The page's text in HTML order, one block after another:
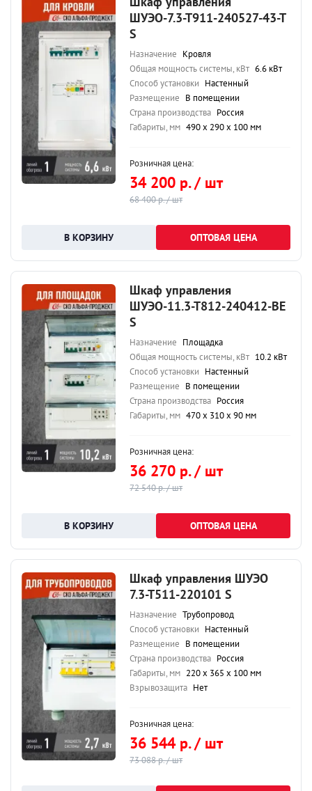
ШУЭО-7.3-Т911-240527-43-Т
S
Назначение Кровля
Общая мощность системы, кВт 6.6 кВт
Способ установки Настенный
Размещение В помещении
Страна производства Россия
Габариты, мм 490 х 290 х 100 мм
Розничная цена:
34 200 р. / шт
68 400 р. / шт
ОПТОВАЯ ЦЕНА
Шкаф управления
ШУЭО-11.3-Т812-240412-ВЕ
S
Назначение Площадка
Общая мощность системы, кВт 10.2 кВт
Способ установки Настенный
Размещение В помещении
Страна производства Россия
Габариты, мм 470 х 310 х 90 мм
Розничная цена:
36 270 р. / шт
72 540 р. / шт
ОПТОВАЯ ЦЕНА
Шкаф управления ШУЭО
7.3-Т511-220101 S
Назначение Трубопровод
Способ установки Настенный
Размещение В помещении
Страна производства Россия
Габариты, мм 220 х 365 х 100 мм
Взрывозащита Нет
Розничная цена:
36 544 р. / шт
73 088 р. / шт